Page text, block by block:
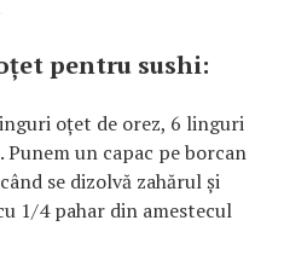
pentru sushi:
oțet de orez, 6 linguri
Punem un capac pe borcan
se dizolvă zahărul și
1/4 pahar din amestecul